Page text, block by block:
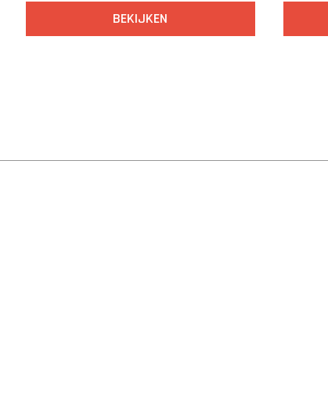
BEKIJKEN